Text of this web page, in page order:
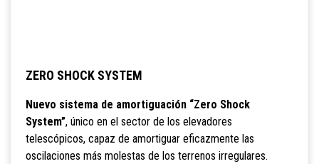
ZERO SHOCK SYSTEM
Nuevo sistema de amortiguación “Zero Shock
System”, único en el sector de los elevadores
telescópicos, capaz de amortiguar eficazmente las
oscilaciones más molestas de los terrenos irregulares.